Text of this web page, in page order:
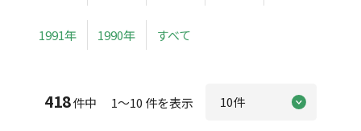
1991年 1990年 すべて
418件中 1～10 件を表示